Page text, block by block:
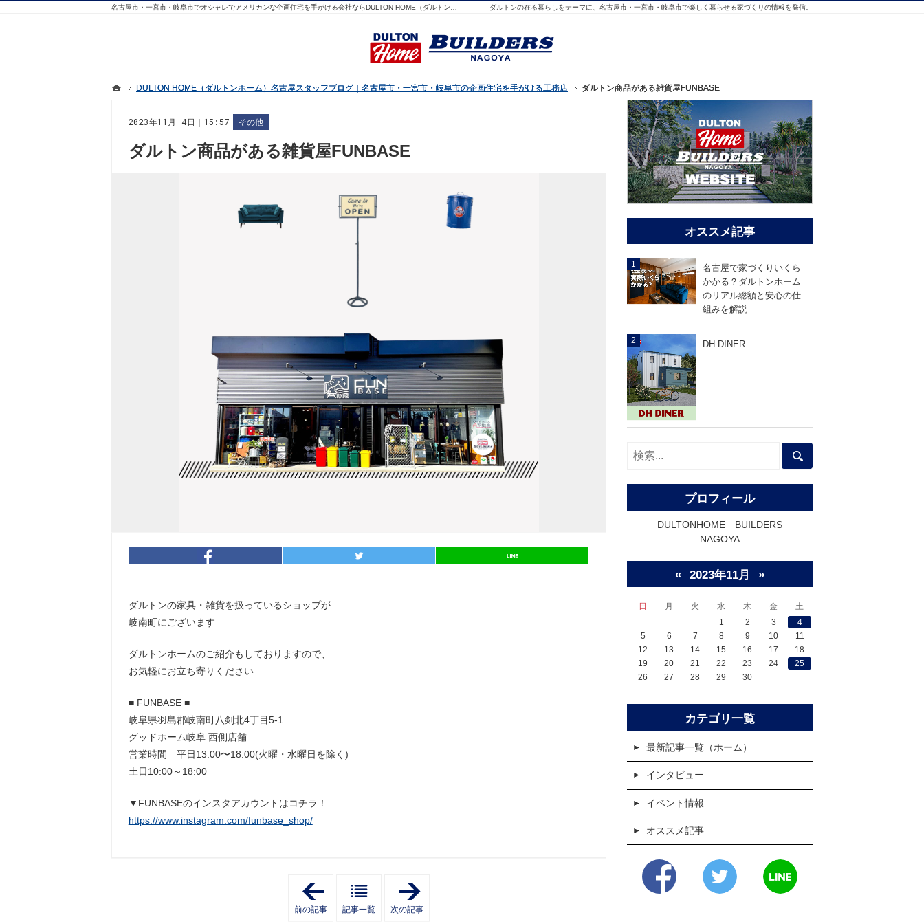
ホームDULTON HOME（ダルトンホーム）名古屋スタッフブログ｜名古屋市・一宮市・岐阜市の企画住宅を手がける工務店 ダルトン商品がある雑貨屋FUNBASE
2023年11月 4日｜15:57 その他
ダルトン商品がある雑貨屋FUNBASE
ダルトンの在る暮らしをテーマに、名古屋市・一宮市・岐阜市で楽しく暮らせる家づくりの情報を発信。
ダルトン
商品があ
る雑貨屋
シェア シェア
ダルトンの家具・雑貨を扱っているショップが
岐南町にございます
ダルトンホームのご紹介もしておりますので、
お気軽にお立ち寄りください
■ FUNBASE ■
岐阜県羽島郡岐南町八剣北4丁目5-1
グッドホーム岐阜 西側店舗
営業時間 平日13:00〜18:00(火曜・水曜日を除く)
土日10:00～18:00
▼FUNBASEのインスタアカウントはコチラ！
https://www.instagram.com/funbase_shop/
前の記事 記事一覧 次の記事
オススメ記事
名古屋で家づくりいくら
かかる？ダルトンホーム
のリアル総額と安心の仕
組みを解説
DH DINER
プロフィール
DULTONHOME BUILDERS
NAGOYA
« 2023年11月 »
日 月 火 水 木 金
土
1
2 3
4
5
6 7 8 9 10
11
12
13 14 15 16 17
18
19
20 21 22 23 24
25
26
27 28 29 30
カテゴリ一覧
最新記事一覧（ホーム）
インタビュー
イベント情報
オススメ記事
Facebook Twitter
ホームDULTON HOME（ダルトンホーム）名古屋スタッフブログ｜名古屋市・一宮市・岐阜市の企画住宅を手がける工務店 ダルトン商品がある雑貨屋FUNBASE